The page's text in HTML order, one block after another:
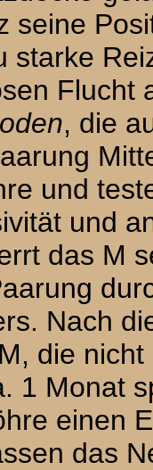
seine
starke
Flucht
, die
und
und
das M
Nach
die
1 Monat
einen
das